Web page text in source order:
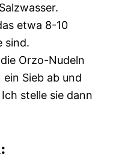
etwa 8-10
sind.
Orzo-Nudeln
Sieb ab und
stelle sie dann